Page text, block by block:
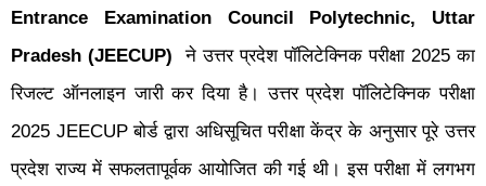
Entrance Examination Council Polytechnic, Uttar
Pradesh (JEECUP)
ने उत्तर प्रदेश पॉलिटेक्निक परीक्षा 2025 का
रिजल्ट ऑनलाइन जारी कर दिया है।उत्तर प्रदेश पॉलिटेक्निक परीक्षा
2025 JEECUP बोर्ड द्वारा अधिसूचित परीक्षा केंद्र के अनुसार पूरे उत्तर
प्रदेश राज्य में सफलतापूर्वक आयोजित की गई थी। इस परीक्षा में लगभग